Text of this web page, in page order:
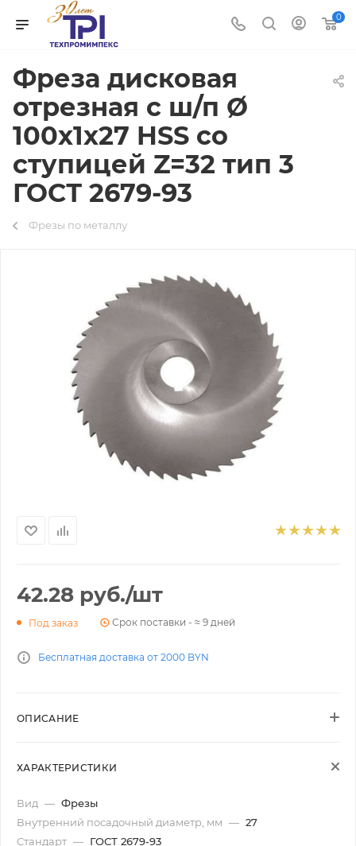
0
Фреза дисковая
отрезная с ш/п Ø
100х1х27 HSS со
ступицей Z=32 тип 3
ГОСТ 2679-93
Фрезы по металлу
42.28 руб./шт
Под заказ Срок поставки - ≈ 9 дней
Бесплатная доставка от 2000 BYN
ОПИСАНИЕ
ХАРАКТЕРИСТИКИ
Вид — Фрезы
Внутренний посадочный диаметр, мм — 27
Стандарт — ГОСТ 2679-93